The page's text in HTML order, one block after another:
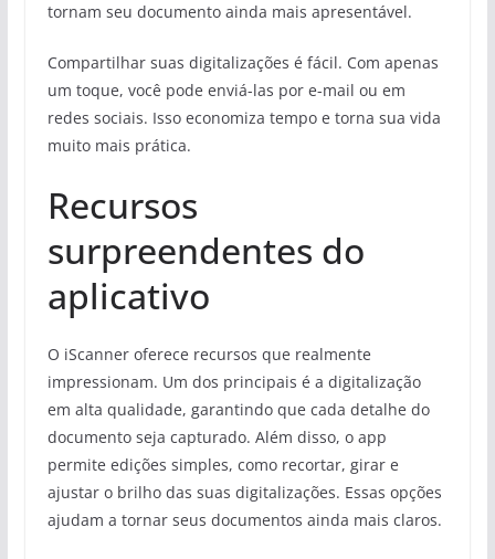
tornam seu documento ainda mais apresentável.
Compartilhar suas digitalizações é fácil. Com apenas
um toque, você pode enviá-las por e-mail ou em
redes sociais. Isso economiza tempo e torna sua vida
muito mais prática.
Recursos
surpreendentes do
aplicativo
O iScanner oferece recursos que realmente
impressionam. Um dos principais é a digitalização
em alta qualidade, garantindo que cada detalhe do
documento seja capturado. Além disso, o app
permite edições simples, como recortar, girar e
ajustar o brilho das suas digitalizações. Essas opções
ajudam a tornar seus documentos ainda mais claros.